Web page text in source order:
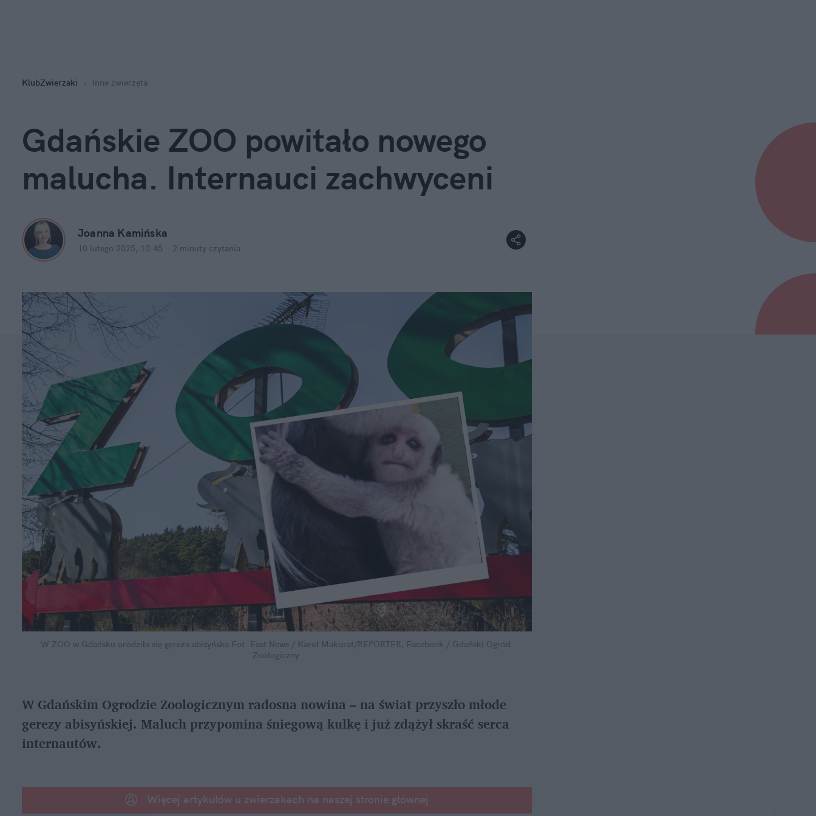
KlubZwierzaki Inne zwierzęta
Gdańskie ZOO powitało nowego
malucha. Internauci zachwyceni
Joanna Kamińska
10 lutego 2025, 10:45 2 minuty czytania
W ZOO w Gdańsku urodziła się gereza abisyńska Fot. East News / Karol Makurat/REPORTER, Facebook / Gdański Ogród
Zoologiczny
W Gdańskim Ogrodzie Zoologicznym radosna nowina – na świat przyszło młode
gerezy abisyńskiej. Maluch przypomina śniegową kulkę i już zdążył skraść serca
internautów.
Więcej artykułów u zwierzakach na naszej stronie głównej